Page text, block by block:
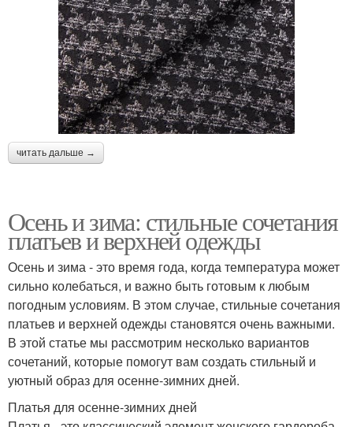
читать дальше →
Осень и зима: стильные сочетания
платьев и верхней одежды
Осень и зима - это время года, когда температура может
сильно колебаться, и важно быть готовым к любым
погодным условиям. В этом случае, стильные сочетания
платьев и верхней одежды становятся очень важными.
В этой статье мы рассмотрим несколько вариантов
сочетаний, которые помогут вам создать стильный и
уютный образ для осенне-зимних дней.
Платья для осенне-зимних дней